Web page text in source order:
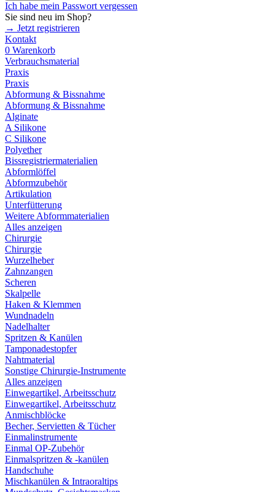
Ich habe mein Passwort vergessen
Sie sind neu im Shop?
→ Jetzt registrieren
Kontakt
0 Warenkorb
Verbrauchsmaterial
Praxis
Praxis
Abformung & Bissnahme
Abformung & Bissnahme
Alginate
A Silikone
C Silikone
Polyether
Bissregistriermaterialien
Abformlöffel
Abformzubehör
Artikulation
Unterfütterung
Weitere Abformmaterialien
Alles anzeigen
Chirurgie
Chirurgie
Wurzelheber
Zahnzangen
Scheren
Skalpelle
Haken & Klemmen
Wundnadeln
Nadelhalter
Spritzen & Kanülen
Tamponadestopfer
Nahtmaterial
Sonstige Chirurgie-Instrumente
Alles anzeigen
Einwegartikel, Arbeitsschutz
Einwegartikel, Arbeitsschutz
Anmischblöcke
Becher, Servietten & Tücher
Einmalinstrumente
Einmal OP-Zubehör
Einmalspritzen & -kanülen
Handschuhe
Mischkanülen & Intraoraltips